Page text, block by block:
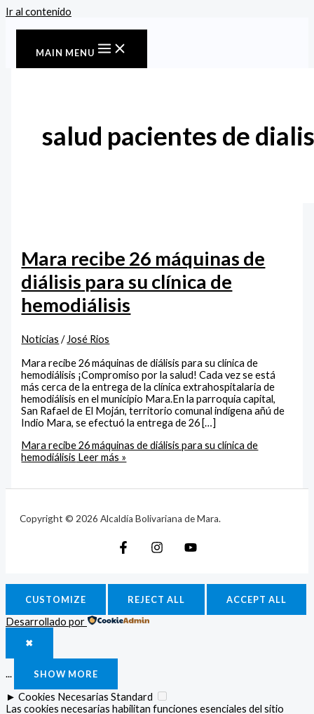
Ir al contenido
MAIN MENU
salud pacientes de
‎Mara recibe 26 máquinas de
diálisis para su clínica de
hemodiálisis
Noticias / José Rios
‎Mara recibe 26 máquinas de diálisis para su clínica de
hemodiálisis ¡Compromiso por la salud!‎ Cada vez se está
más cerca de la entrega de la clínica extrahospitalaria de
hemodiálisis en el municipio Mara.En la parroquia capital,
San Rafael de El Moján, territorio comunal indígena añú de
Indio Mara, se efectuó la entrega de 26 […]
‎Mara recibe 26 máquinas de diálisis para su clínica de
hemodiálisis Leer más »
Copyright © 2026 Alcaldía Bolivariana de Mara.
CUSTOMIZE REJECT ALL ACCEPT ALL
Desarrollado por
✖
... SHOW MORE
► Cookies Necesarias Standard
Las cookies necesarias habilitan funciones esenciales del sitio